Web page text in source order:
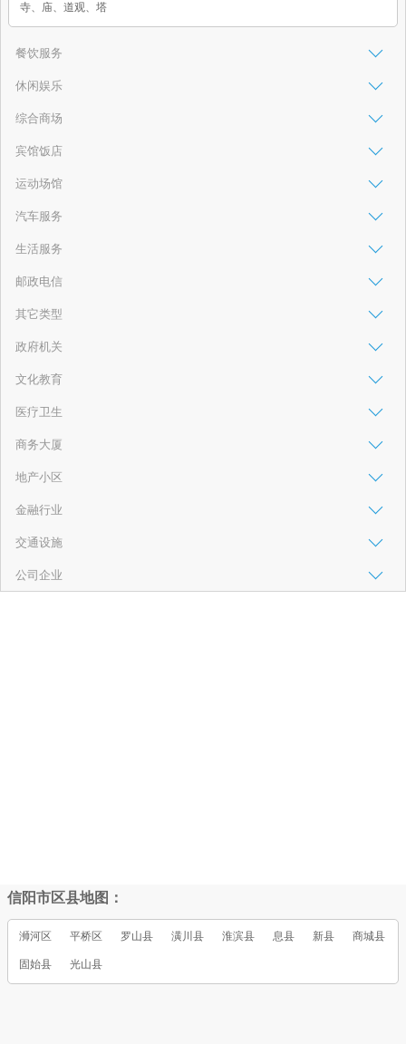
寺、庙、道观、塔
餐饮服务
休闲娱乐
综合商场
宾馆饭店
运动场馆
汽车服务
生活服务
邮政电信
其它类型
政府机关
文化教育
医疗卫生
商务大厦
地产小区
金融行业
交通设施
公司企业
信阳市区县地图：
浉河区 平桥区 罗山县 潢川县 淮滨县 息县 新县 商城县
固始县 光山县